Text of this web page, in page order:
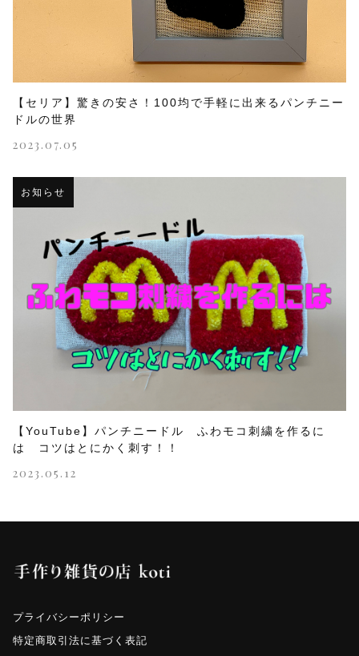
【セリア】驚きの安さ！100均で手軽に出来るパンチニー
ドルの世界
2023.07.05
お知らせ
【YouTube】パンチニードル ふわモコ刺繍を作るに
は コツはとにかく刺す！！
2023.05.12
プライバシーポリシー
特定商取引法に基づく表記